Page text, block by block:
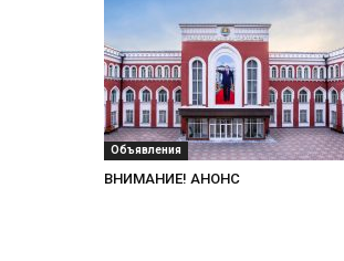
Объявления
ВНИМАНИЕ! АНОНС